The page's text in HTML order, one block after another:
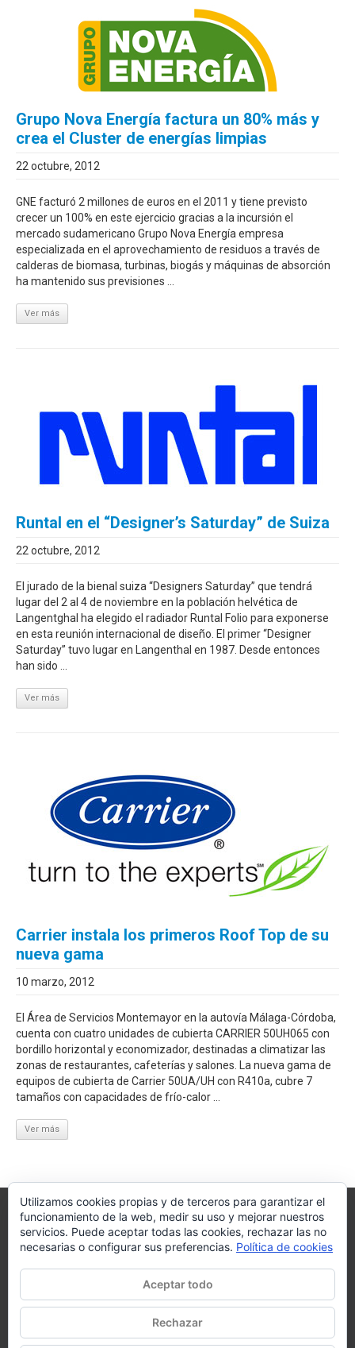
Grupo Nova Energía factura un 80% más y
crea el Cluster de energías limpias
22 octubre, 2012
GNE facturó 2 millones de euros en el 2011 y tiene previsto
crecer un 100% en este ejercicio gracias a la incursión el
mercado sudamericano Grupo Nova Energía empresa
especializada en el aprovechamiento de residuos a través de
calderas de biomasa, turbinas, biogás y máquinas de absorción
ha mantenido sus previsiones ...
Ver más
Runtal en el “Designer’s Saturday” de Suiza
22 octubre, 2012
El jurado de la bienal suiza “Designers Saturday” que tendrá
lugar del 2 al 4 de noviembre en la población helvética de
Langentghal ha elegido el radiador Runtal Folio para exponerse
en esta reunión internacional de diseño. El primer “Designer
Saturday” tuvo lugar en Langenthal en 1987. Desde entonces
han sido ...
Ver más
Carrier instala los primeros Roof Top de su
nueva gama
10 marzo, 2012
El Área de Servicios Montemayor en la autovía Málaga-Córdoba,
cuenta con cuatro unidades de cubierta CARRIER 50UH065 con
bordillo horizontal y economizador, destinadas a climatizar las
zonas de restaurantes, cafeterías y salones. La nueva gama de
equipos de cubierta de Carrier 50UA/UH con R410a, cubre 7
tamaños con capacidades de frío-calor ...
Ver más
Villagra.es
mercado de la climatización y edificación.
Nuestro objetivo es conseguir la mejor instalación posible, la más
óptima, la de mejor calidad y la que de al usuario final la mejor
experiencia y calidad de vida.
Utilizamos cookies propias y de terceros para garantizar el
funcionamiento de la web, medir su uso y mejorar nuestros
servicios. Puede aceptar todas las cookies, rechazar las no
necesarias o configurar sus preferencias. Política de cookies
Aceptar todo
Rechazar